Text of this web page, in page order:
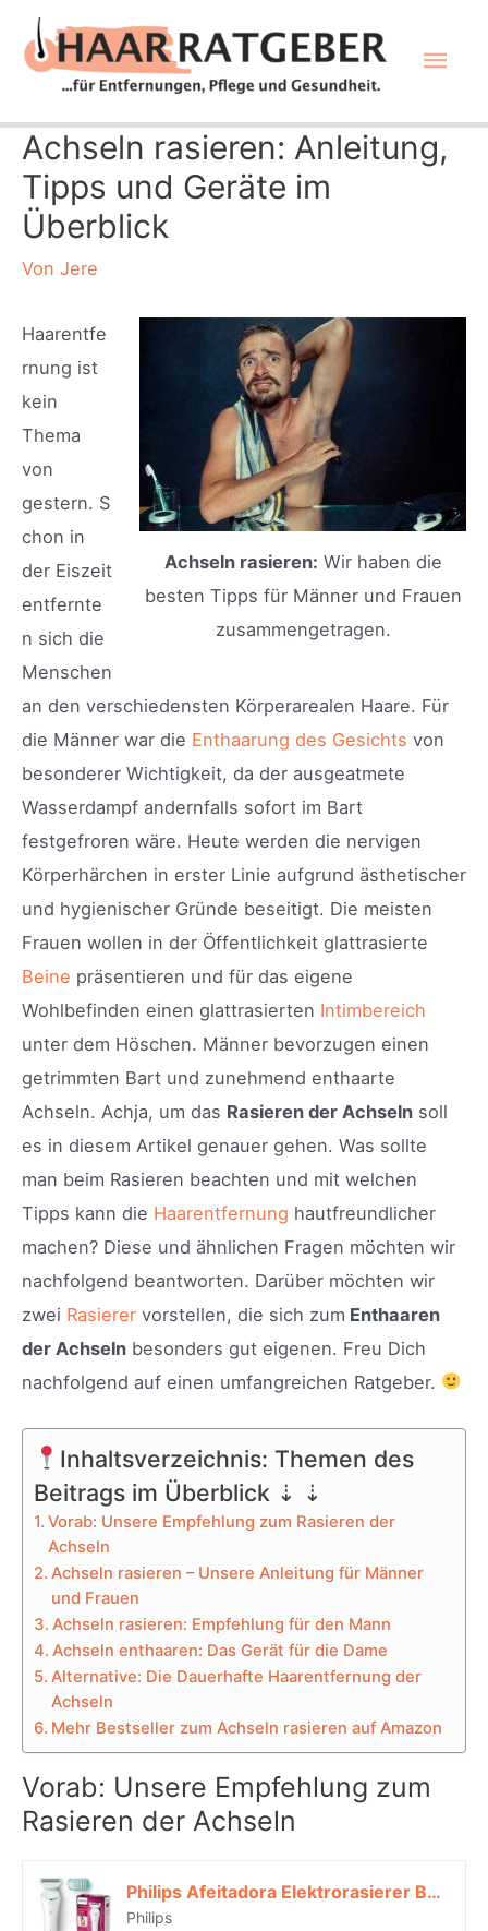
Inhalt
springen
Achseln rasieren: Anleitung,
Tipps und Geräte im
Überblick
Von Jere
Achseln rasieren: Wir haben die
besten Tipps für Männer und Frauen
zusammengetragen.
Haarentfe
rnung ist
kein
Thema
von
gestern. S
chon in
der Eiszeit
entfernte
n sich die
Menschen
an den verschiedensten Körperarealen Haare. Für
die Männer war die Enthaarung des Gesichts von
besonderer Wichtigkeit, da der ausgeatmete
Wasserdampf andernfalls sofort im Bart
festgefroren wäre. Heute werden die nervigen
Körperhärchen in erster Linie aufgrund ästhetischer
und hygienischer Gründe beseitigt. Die meisten
Frauen wollen in der Öffentlichkeit glattrasierte
Beine präsentieren und für das eigene
Wohlbefinden einen glattrasierten Intimbereich
unter dem Höschen. Männer bevorzugen einen
getrimmten Bart und zunehmend enthaarte
Achseln. Achja, um das Rasieren der Achseln soll
es in diesem Artikel genauer gehen. Was sollte
man beim Rasieren beachten und mit welchen
Tipps kann die Haarentfernung hautfreundlicher
machen? Diese und ähnlichen Fragen möchten wir
nachfolgend beantworten. Darüber möchten wir
zwei Rasierer vorstellen, die sich zum Enthaaren
der Achseln besonders gut eigenen. Freu Dich
nachfolgend auf einen umfangreichen Ratgeber.
Inhaltsverzeichnis: Themen des
Beitrags im Überblick ⇣ ⇣
Vorab: Unsere Empfehlung zum Rasieren der
Achseln
Achseln rasieren – Unsere Anleitung für Männer
und Frauen
Achseln rasieren: Empfehlung für den Mann
Achseln enthaaren: Das Gerät für die Dame
Alternative: Die Dauerhafte Haarentfernung der
Achseln
Mehr Bestseller zum Achseln rasieren auf Amazon
Vorab: Unsere Empfehlung zum
Rasieren der Achseln
Philips Afeitadora Elektrorasierer Brl130/00, Blau*
Philips